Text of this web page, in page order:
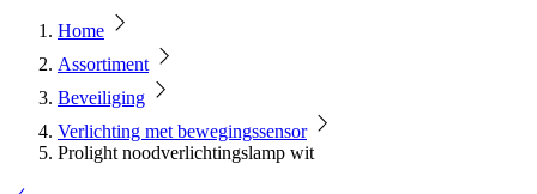
Home
Assortiment
Beveiliging
Verlichting met bewegingssensor
Prolight noodverlichtingslamp wit